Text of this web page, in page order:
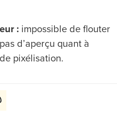
: impossible de flouter
d’aperçu quant à
pixélisation.